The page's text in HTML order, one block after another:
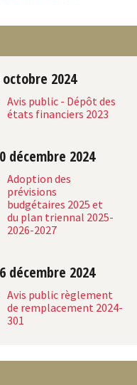
octobre 2024
Avis public - Dépôt des
états financiers 2023
décembre 2024
Adoption des
prévisions
budgétaires 2025 et
du plan triennal 2025-
2026-2027
décembre 2024
Avis public règlement
de remplacement 2024-
301